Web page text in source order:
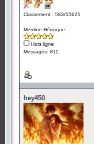
Classement : 583/55625
Membre Héroïque
Hors ligne
Messages: 811
hey450